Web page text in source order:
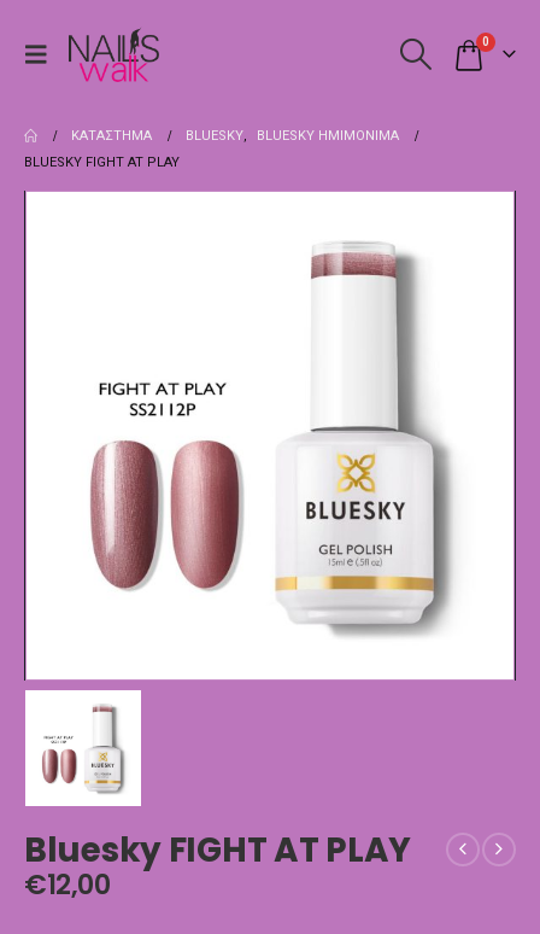
0
ΚΑΤΆΣΤΗΜΑ BLUESKY,
BLUESKY ΗΜΙΜΌΝΙΜΑ
BLUESKY FIGHT AT PLAY
Bluesky FIGHT AT PLAY
€12,00